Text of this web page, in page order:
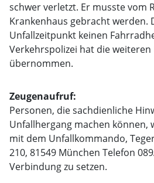
schwer verletzt. Er musste vom
Krankenhaus gebracht werden.
Unfallzeitpunkt keinen
Verkehrspolizei hat die
übernommen.
Zeugenaufruf:
Personen, die sachdienliche
Unfallhergang machen können,
mit dem Unfallkommando,
210, 81549 München Telefon
Verbindung zu setzen.